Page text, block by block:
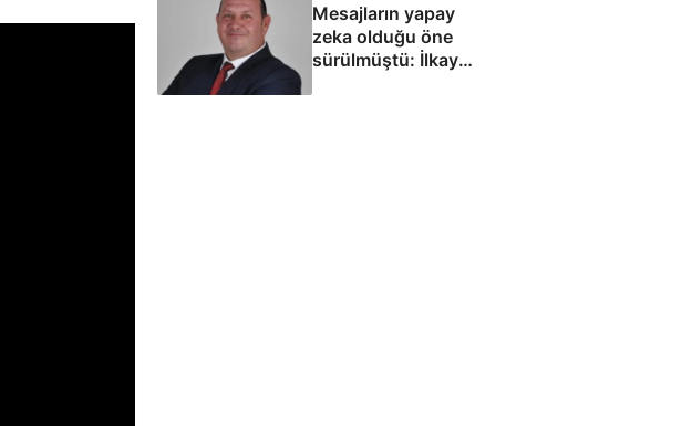
Mesajların yapay
zeka olduğu öne
sürülmüştü: İlkay